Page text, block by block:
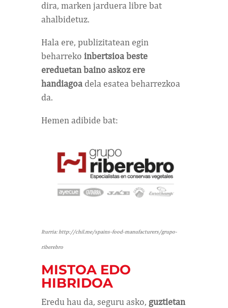
dira, marken jarduera libre bat
ahalbidetuz.
Hala ere, publizitatean egin
beharreko inbertsioa beste
ereduetan baino askoz ere
handiagoadela esatea beharrezkoa
da.
Hemen adibide bat:
Iturria: http://chil.me/spains-food-manufacturers/grupo-
riberebro
MISTOA EDO
HIBRIDOA
Eredu hau da, seguru asko, guztietan